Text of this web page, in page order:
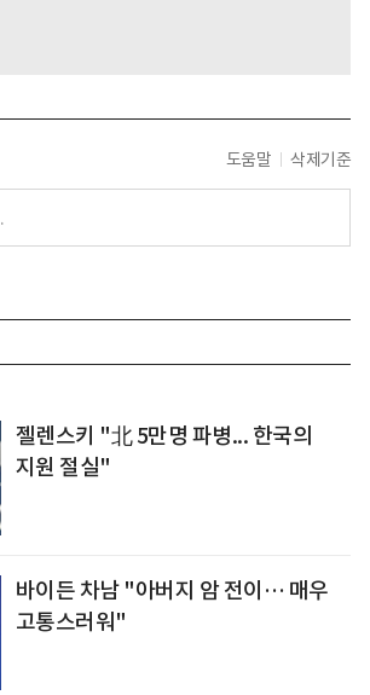
도움말 삭제기준
젤렌스키 "北 5만명 파병... 한국의
지원 절실"
바이든 차남 "아버지 암 전이… 매우
고통스러워"